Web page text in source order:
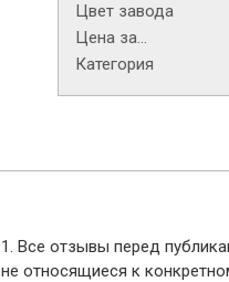
Цвет завода
Цена за...
Категория
1. Все отзывы перед
не относящиеся к